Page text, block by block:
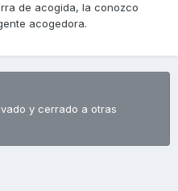
de acogida, la conozco
acogedora.
y cerrado a otras